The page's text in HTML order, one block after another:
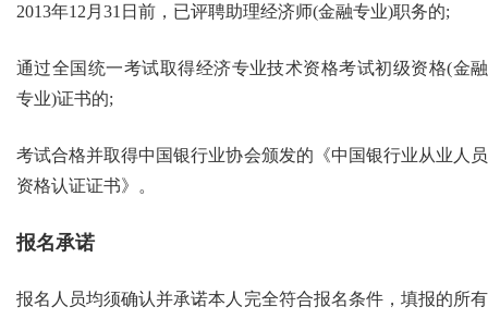
2013年12月31日前，已评聘助理经济师(金融专业)职务的;
通过全国统一考试取得经济专业技术资格考试初级资格(金融
专业)证书的;
考试合格并取得中国银行业协会颁发的《中国银行业从业人员
资格认证证书》。
报名承诺
报名人员均须确认并承诺本人完全符合报名条件，填报的所有